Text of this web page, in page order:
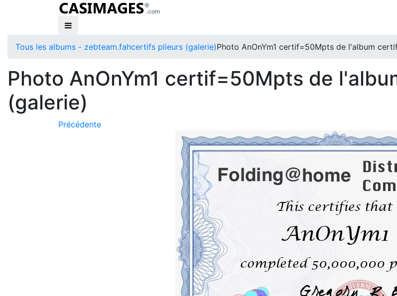
Tous les albums - zebteam.fahcertifs plieurs (galerie)Photo AnOnYm1 certif=50Mpts de l'album
Photo AnOnYm1 certif=50Mpts de
(galerie)
Précédente